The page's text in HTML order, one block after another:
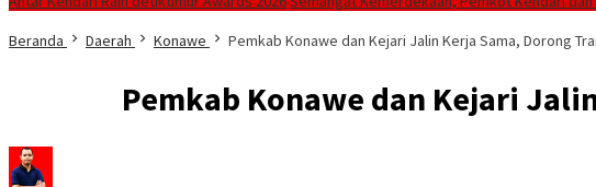
Beranda
Daerah Konawe Pemkab Konawe dan Kejari Jalin Kerja Sama, Dorong
Pemkab Konawe dan Kejari